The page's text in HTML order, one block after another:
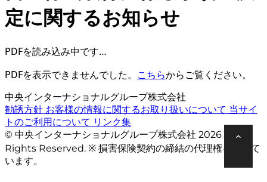
定に関するお知らせ
PDFを読み込み中です…
PDFを表示できませんでした。 こちらからご覧ください。
中央インターナショナルグループ株式会社
勧誘方針 お客様の情報に関するお取り扱いについて 当サイ
トのご利用について リンク集
© 中央インターナショナルグループ株式会社 2026 All
Rights Reserved. ※ 損害保険契約の締結の代理権を有して
います。